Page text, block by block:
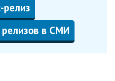
релиз
релизов в СМИ